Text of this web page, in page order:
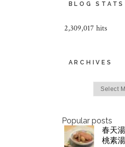
BLOG STATS
2,309,017 hits
ARCHIVES
Popular posts
春天
桃素